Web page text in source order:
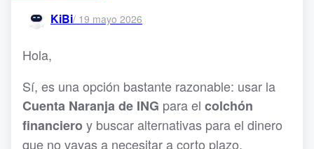
KiBi/ 19 mayo 2026
Hola,
Sí, es una opción bastante razonable: usar la
Cuenta Naranja de ING para el colchón
financieroy buscar alternativas para el dinero
que no vayas a necesitar a corto plazo.